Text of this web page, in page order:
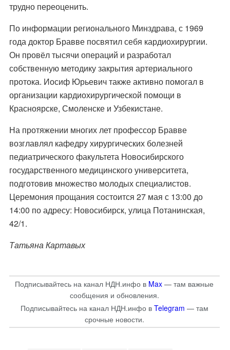
трудно переоценить.
По информации регионального Минздрава, с 1969
года доктор Бравве посвятил себя кардиохирургии.
Он провёл тысячи операций и разработал
собственную методику закрытия артериального
протока. Иосиф Юрьевич также активно помогал в
организации кардиохирургической помощи в
Красноярске, Смоленске и Узбекистане.
На протяжении многих лет профессор Бравве
возглавлял кафедру хирургических болезней
педиатрического факультета Новосибирского
государственного медицинского университета,
подготовив множество молодых специалистов.
Церемония прощания состоится 27 мая с 13:00 до
14:00 по адресу: Новосибирск, улица Потанинская,
42/1.
Татьяна Картавых
Подписывайтесь на канал НДН.инфо в Max — там важные
сообщения и обновления.
Подписывайтесь на канал НДН.инфо в Telegram — там
срочные новости.